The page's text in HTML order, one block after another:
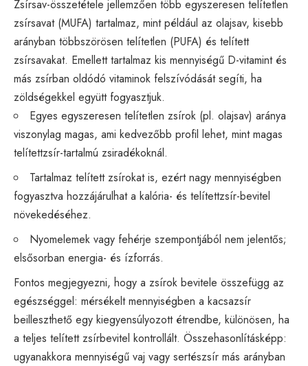
Zsírsav-összetétele jellemzően több egyszeresen telítetlen
zsírsavat (MUFA) tartalmaz, mint például az olajsav, kisebb
arányban többszörösen telítetlen (PUFA) és telített
zsírsavakat. Emellett tartalmaz kis mennyiségű D-vitamint és
más zsírban oldódó vitaminok felszívódását segíti, ha
zöldségekkel együtt fogyasztjuk.
Egyes egyszeresen telítetlen zsírok (pl. olajsav) aránya
viszonylag magas, ami kedvezőbb profil lehet, mint magas
telítettzsír-tartalmú zsiradékoknál.
Tartalmaz telített zsírokat is, ezért nagy mennyiségben
fogyasztva hozzájárulhat a kalória- és telítettzsír-bevitel
növekedéséhez.
Nyomelemek vagy fehérje szempontjából nem jelentős;
elsősorban energia- és ízforrás.
Fontos megjegyezni, hogy a zsírok bevitele összefügg az
egészséggel: mérsékelt mennyiségben a kacsazsír
beilleszthető egy kiegyensúlyozott étrendbe, különösen, ha
a teljes telített zsírbevitel kontrollált. Összehasonlításképp:
ugyanakkora mennyiségű vaj vagy sertészsír más arányban